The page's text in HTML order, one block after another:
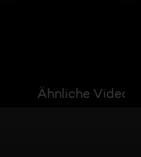
Ähnliche Videos